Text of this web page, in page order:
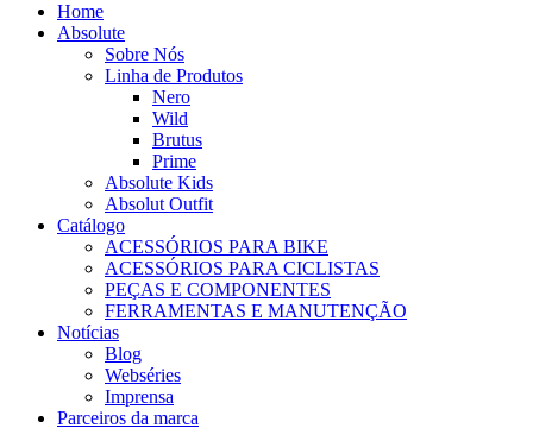
Home
Absolute
Sobre Nós
Linha de Produtos
Nero
Wild
Brutus
Prime
Absolute Kids
Absolut Outfit
Catálogo
ACESSÓRIOS PARA BIKE
ACESSÓRIOS PARA CICLISTAS
PEÇAS E COMPONENTES
FERRAMENTAS E MANUTENÇÃO
Notícias
Blog
Webséries
Imprensa
Parceiros da marca